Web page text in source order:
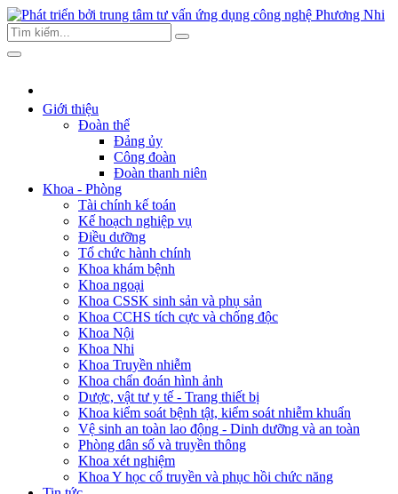
Giới thiệu
Đoàn thể
Đảng ủy
Công đoàn
Đoàn thanh niên
Khoa - Phòng
Tài chính kế toán
Kế hoạch nghiệp vụ
Điều dưỡng
Tổ chức hành chính
Khoa khám bệnh
Khoa ngoại
Khoa CSSK sinh sản và phụ sản
Khoa CCHS tích cực và chống độc
Khoa Nội
Khoa Nhi
Khoa Truyền nhiễm
Khoa chẩn đoán hình ảnh
Dược, vật tư y tế - Trang thiết bị
Khoa kiểm soát bệnh tật, kiểm soát nhiễm khuẩn
Vệ sinh an toàn lao động - Dinh dưỡng và an toàn
Phòng dân số và truyền thông
Khoa xét nghiệm
Khoa Y học cổ truyền và phục hồi chức năng